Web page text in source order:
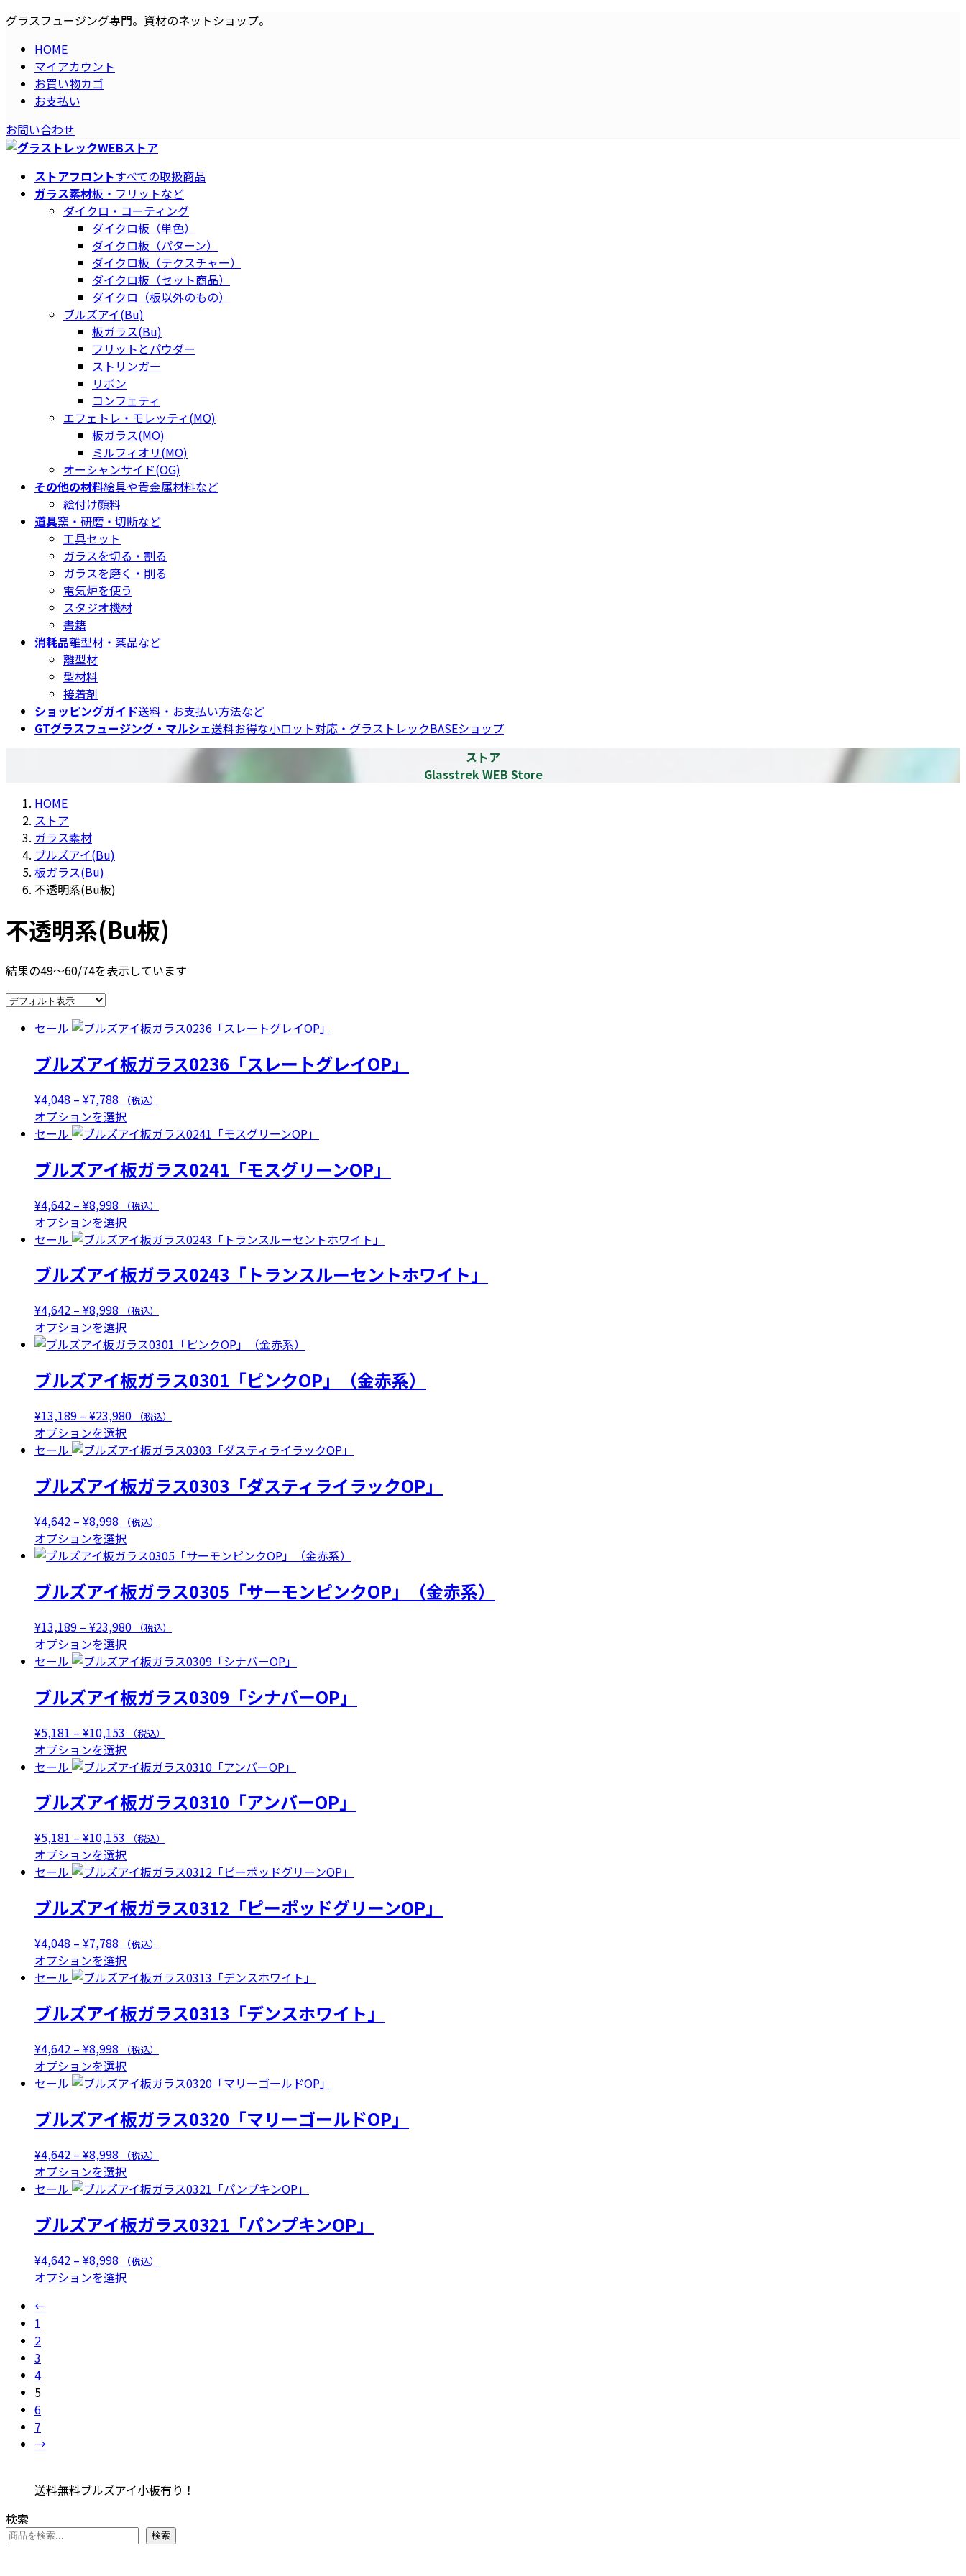
コ
ス
キ
ナ
ン
に
グラスフュージング専門。資材のネットショップ。
HOME
マイアカウント
お買い物カゴ
お支払い
お問い合わせ
ストアフロントすべての取扱商品
ガラス素材板・フリットなど
ダイクロ・コーティング
ダイクロ板（単色）
ダイクロ板（パターン）
ダイクロ板（テクスチャー）
ダイクロ板（セット商品）
ダイクロ（板以外のもの）
ブルズアイ(Bu)
板ガラス(Bu)
フリットとパウダー
ストリンガー
リボン
コンフェティ
エフェトレ・モレッティ(MO)
板ガラス(MO)
ミルフィオリ(MO)
オーシャンサイド(OG)
その他の材料絵具や貴金属材料など
絵付け顔料
道具窯・研磨・切断など
工具セット
ガラスを切る・割る
ガラスを磨く・削る
電気炉を使う
スタジオ機材
書籍
消耗品離型材・薬品など
離型材
型材料
接着剤
ショッピングガイド送料・お支払い方法など
GTグラスフュージング・マルシェ送料お得な小ロット対応・グラストレックBASEショップ
ストア
Glasstrek WEB Store
HOME
ストア
ガラス素材
ブルズアイ(Bu)
板ガラス(Bu)
不透明系(Bu板)
不透明系(Bu板)
結果の49～60/74を表示しています
セール
ブルズアイ板ガラス0236「スレートグレイOP」
¥4,048 – ¥7,788 価
格
帯:
–
¥7,788
（税込）
オプションを選択
の
品
に
は
数
バ
リ
エ
シ
ン
が
あ
り
ま
す。
オ
プ
ョ
ン
は
商
品
ー
ジ
か
選
で
き
ま
セール
ブルズアイ板ガラス0241「モスグリーンOP」
¥4,642 – ¥8,998 価
格
帯:
–
¥8,998
（税込）
オプションを選択
の
品
に
は
数
バ
リ
エ
シ
ン
が
あ
り
ま
す。
オ
プ
ョ
ン
は
商
品
ー
ジ
か
選
で
き
ま
セール
ブルズアイ板ガラス0243「トランスルーセントホワイト」
¥4,642 – ¥8,998 価
格
帯:
–
¥8,998
（税込）
オプションを選択
の
品
に
は
数
バ
リ
エ
ー
シ
ョ
ン
が
あ
り
ま
す。
オ
プ
ョ
ン
は
商
品
ー
ジ
か
選
で
き
ま
ブルズアイ板ガラス0301「ピンクOP」（金赤系）
¥13,189 – ¥23,980価
帯:
–
¥23,980
（税込）
オプションを選択
の
品
に
は
数
バ
リ
エ
ー
シ
ョ
ン
が
あ
り
ま
す。
オ
プ
ョ
ン
は
商
品
ー
ジ
か
選
で
き
ま
セール
ブルズアイ板ガラス0303「ダスティライラックOP」
¥4,642 – ¥8,998 価
格
帯:
–
¥8,998
（税込）
オプションを選択
の
品
に
は
数
バ
リ
エ
ー
シ
ョ
ン
が
あ
り
ま
す。
オ
プ
ョ
ン
は
商
品
ー
ジ
か
選
で
き
ま
ブルズアイ板ガラス0305「サーモンピンクOP」（金赤系）
¥13,189 – ¥23,980価
帯:
–
¥23,980
（税込）
オプションを選択
の
品
に
は
数
バ
リ
エ
シ
ン
が
あ
り
ま
す。
オ
プ
ョ
ン
は
商
品
ー
ジ
か
選
で
き
セール
ブルズアイ板ガラス0309「シナバーOP」
¥5,181 – ¥10,153 価
格
帯:
–
¥10,153
（税込）
オプションを選択
の
品
に
は
数
バ
リ
エ
シ
ン
が
あ
り
ま
す。
オ
プ
ョ
ン
は
商
品
ー
ジ
セール
ブルズアイ板ガラス0310「アンバーOP」
¥5,181 – ¥10,153 価
格
帯:
–
¥10,153
（税込）
オプションを選択
の
品
に
は
数
バ
リ
エ
ー
シ
ョ
ン
が
あ
り
ま
す。
オ
プ
ョ
ン
き
す
セール
ブルズアイ板ガラス0312「ピーポッドグリーンOP」
¥4,048 – ¥7,788 価
格
帯:
–
¥7,788
（税込）
オプションを選択
の
品
に
は
数
バ
リ
エ
ー
シ
ョ
ン
が
あ
り
ま
ジ
ら
選
セール
ブルズアイ板ガラス0313「デンスホワイト」
¥4,642 – ¥8,998 価
格
帯:
–
¥8,998
（税込）
オプションを選択
の
品
に
は
数
バ
リ
エ
ー
シ
ン
商
品
セール
ブルズアイ板ガラス0320「マリーゴールドOP」
¥4,642 – ¥8,998 価
格
帯:
–
¥8,998
（税込）
オプションを選択
の
品
に
は
り
ま
オ
プ
セール
ブルズアイ板ガラス0321「パンプキンOP」
¥4,642 – ¥8,998 価
格
（税込）
オプションを選択
ー
シ
←
1
2
3
4
5
6
7
→
送料無料ブルズアイ小板有り！
検索
検索